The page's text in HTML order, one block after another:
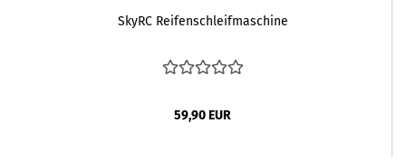
SkyRC Reifenschleifmaschine
59,90 EUR